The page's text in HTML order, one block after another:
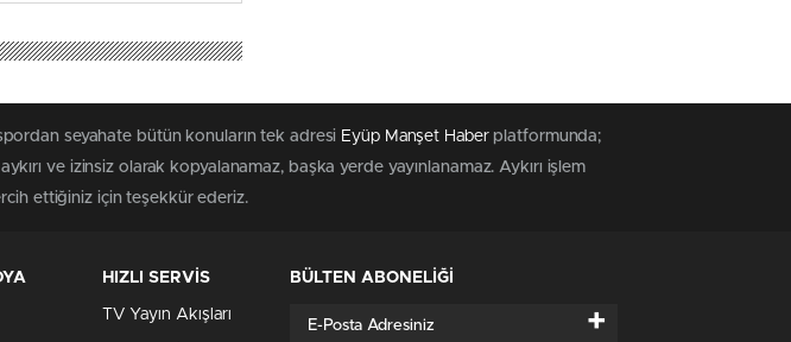
seyahate bütün konuların tek adresi Eyüp Manşet Haber platformunda;
ve izinsiz olarak kopyalanamaz, başka yerde yayınlanamaz. Aykırı işlem
ettiğiniz için teşekkür ederiz.
HIZLI SERVİS
TV Yayın Akışları
BÜLTEN ABONELİĞİ
+